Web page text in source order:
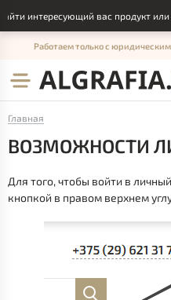
интересующий вас продукт или
Работаем только с
Главная
ВОЗМОЖНОСТИ
Для того, чтобы войти в
кнопкой в правом верхнем